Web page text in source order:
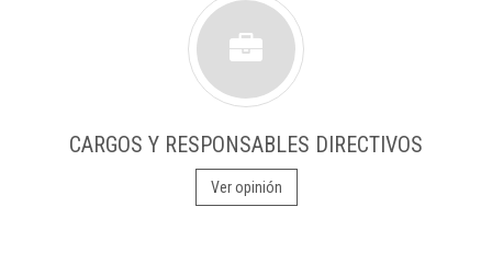
CARGOS Y RESPONSABLES DIRECTIVOS
Ver opinión